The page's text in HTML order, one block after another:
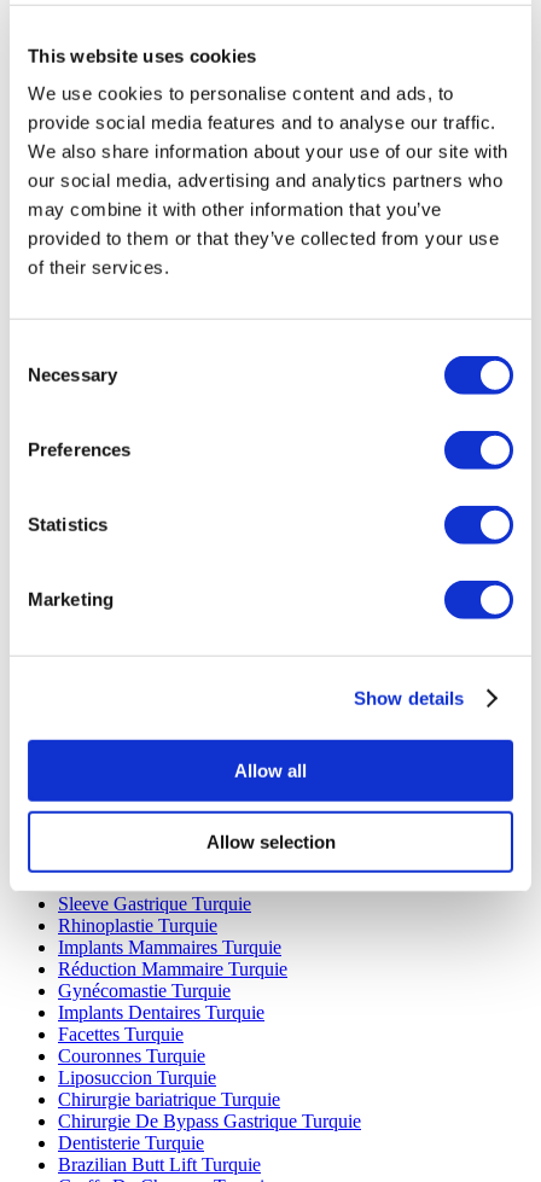
This website uses cookies
We use cookies to personalise content and ads, to
provide social media features and to analyse our traffic.
We also share information about your use of our site with
our social media, advertising and analytics partners who
may combine it with other information that you’ve
provided to them or that they’ve collected from your use
of their services.
Selection
Necessary
Preferences
Statistics
Marketing
Show details
Allow all
Allow selection
Tous les traitements sont effectués par un établissement de
santé certifié en tourisme de santé.
À propos de Nous
Comment Ça Marche
Guide Pré-Op
Auteurs & évaluateurs
Flymedi Programme de Parrainage
Plans De Paiement
Carrières
Blog
Termes et conditions
Politique d'annulation
Destinations Populaires
Mexico Cliniques
Hungary Cliniques
Sleeve Gastrique Turquie
Rhinoplastie Turquie
Implants Mammaires Turquie
Réduction Mammaire Turquie
Gynécomastie Turquie
Implants Dentaires Turquie
Facettes Turquie
Couronnes Turquie
Liposuccion Turquie
Chirurgie bariatrique Turquie
Chirurgie De Bypass Gastrique Turquie
Dentisterie Turquie
Brazilian Butt Lift Turquie